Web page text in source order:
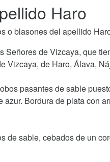
Haro
o blasones del apellido
Señores de Vizcaya, que
Vizcaya, de Haro, Álava,
pasantes de sable
Bordura de plata con
de sable, cebados de un